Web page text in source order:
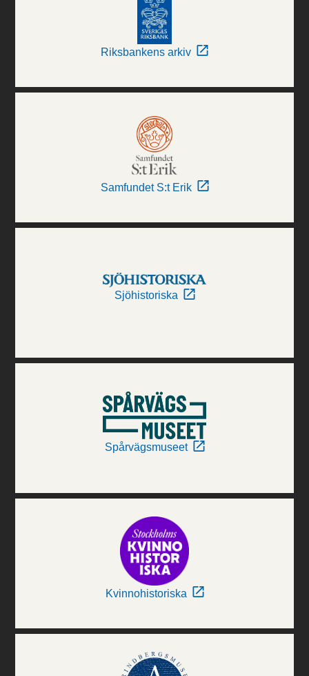
Riksbankens arkiv
Samfundet S:t Erik
Sjöhistoriska
Spårvägsmuseet
Kvinnohistoriska